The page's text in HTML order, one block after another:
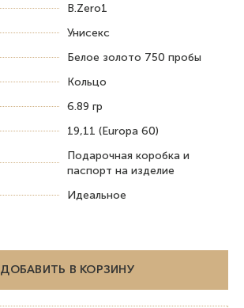
B.Zero1
Унисекс
Белое золото 750 пробы
Кольцо
6.89 гр
19,11 (Europa 60)
Подарочная коробка и
паспорт на изделие
Идеальное
ДОБАВИТЬ В КОРЗИНУ